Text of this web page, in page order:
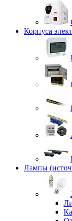
Корпуса
Лампы